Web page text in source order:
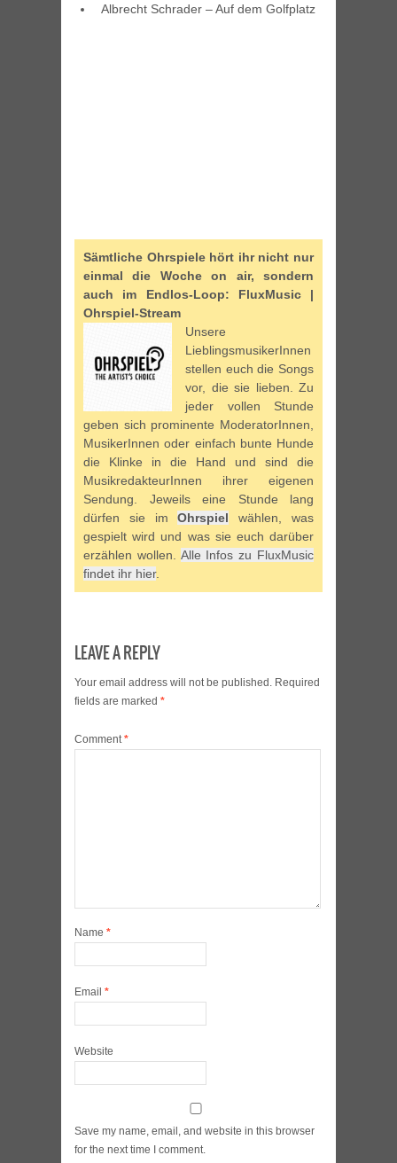
Albrecht Schrader – Auf dem Golfplatz
Sämtliche Ohrspiele hört ihr nicht nur
einmal die Woche on air, sondern
auch im Endlos-Loop: FluxMusic |
Ohrspiel-Stream
Unsere
LieblingsmusikerInnen
stellen euch die Songs
vor, die sie lieben. Zu
jeder vollen Stunde
geben sich prominente ModeratorInnen,
MusikerInnen oder einfach bunte Hunde
die Klinke in die Hand und sind die
MusikredakteurInnen ihrer eigenen
Sendung. Jeweils eine Stunde lang
dürfen sie imOhrspiel wählen, was
gespielt wird und was sie euch darüber
erzählen wollen. Alle Infos zu FluxMusic
findet ihr hier.
LEAVE A REPLY
Your email address will not be published. Required
fields are marked *
Comment*
Name *
Email *
Website
Save my name, email, and website in this browser
for the next time I comment.